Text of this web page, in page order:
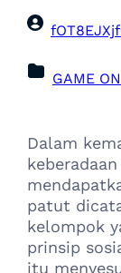
GAME
Dalam
patut
kelompok
prinsip
itu